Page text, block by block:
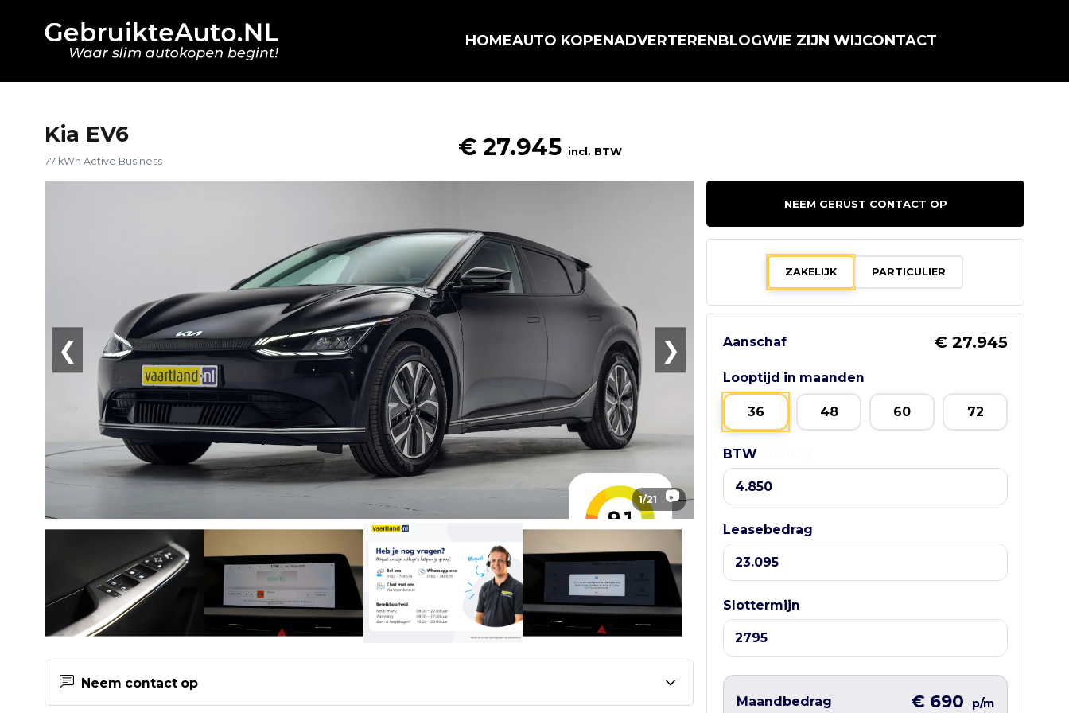
HOMEAUTO KOPENADVERTERENBLOGWIE ZIJN WIJCONTACT
Kia EV6
77 kWh Active Business
€ 27.945 incl. BTW
❮ ❯
1/21 📷
Neem contact op
NEEM GERUST CONTACT OP
ZAKELIJK PARTICULIER
Aanschaf € 27.945
Looptijd in maanden
36 48 60 72
BTW
Leasebedrag
Leasebedrag
Slottermijn
Maandbedrag € 690 p/m